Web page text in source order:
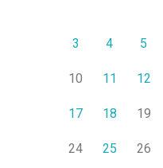
3 4 5
10 11 12
17 18 19
24 25 26